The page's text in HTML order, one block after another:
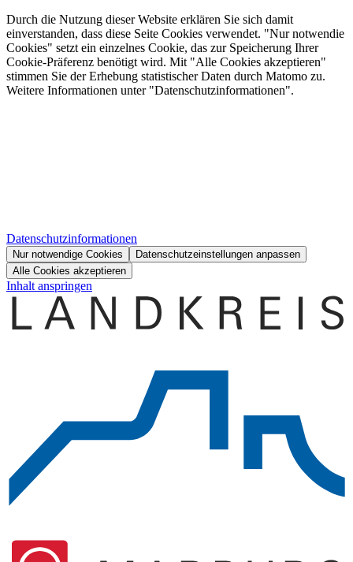
Durch die Nutzung dieser Website erklären Sie sich damit
einverstanden, dass diese Seite Cookies verwendet. "Nur notwendie
Cookies" setzt ein einzelnes Cookie, das zur Speicherung Ihrer
Cookie-Präferenz benötigt wird. Mit "Alle Cookies akzeptieren"
stimmen Sie der Erhebung statistischer Daten durch Matomo zu.
Weitere Informationen unter "Datenschutzinformationen".
Datenschutzinformationen
Nur notwendige Cookies
Datenschutzeinstellungen anpassen
Alle Cookies akzeptieren
Inhalt anspringen